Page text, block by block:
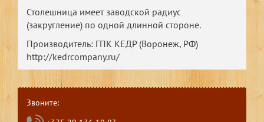
Столешница имеет заводской радиус
(закругление) по одной длинной стороне.
Производитель: ГПК КЕДР (Воронеж, РФ)
http://kedrcompany.ru/
Звоните: